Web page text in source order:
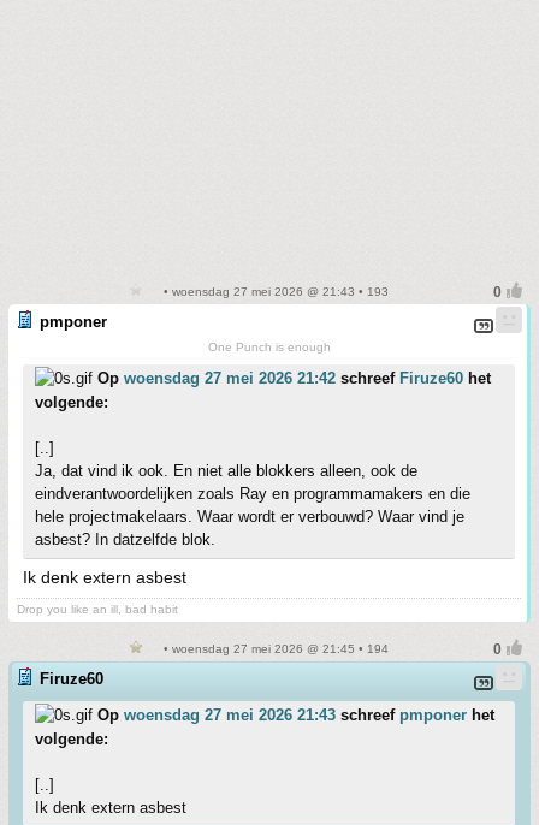
• woensdag 27 mei 2026 @ 21:43 • 193
pmponer
One Punch is enough
Op woensdag 27 mei 2026 21:42 schreef Firuze60 het
volgende:
[..]
Ja, dat vind ik ook. En niet alle blokkers alleen, ook de
eindverantwoordelijken zoals Ray en programmamakers en die
hele projectmakelaars. Waar wordt er verbouwd? Waar vind je
asbest? In datzelfde blok.
Ik denk extern asbest
Drop you like an ill, bad habit
• woensdag 27 mei 2026 @ 21:45 • 194
Firuze60
Op woensdag 27 mei 2026 21:43 schreef pmponer het
volgende:
[..]
Ik denk extern asbest